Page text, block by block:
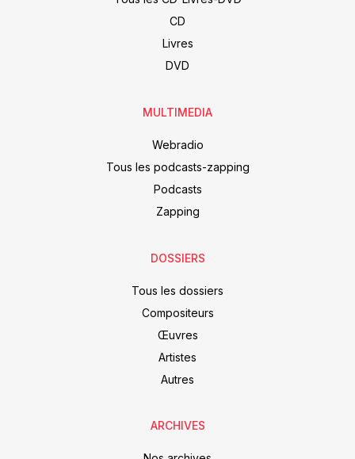
CD
Livres
DVD
MULTIMEDIA
Webradio
Tous les podcasts-zapping
Podcasts
Zapping
DOSSIERS
Tous les dossiers
Compositeurs
Œuvres
Artistes
Autres
ARCHIVES